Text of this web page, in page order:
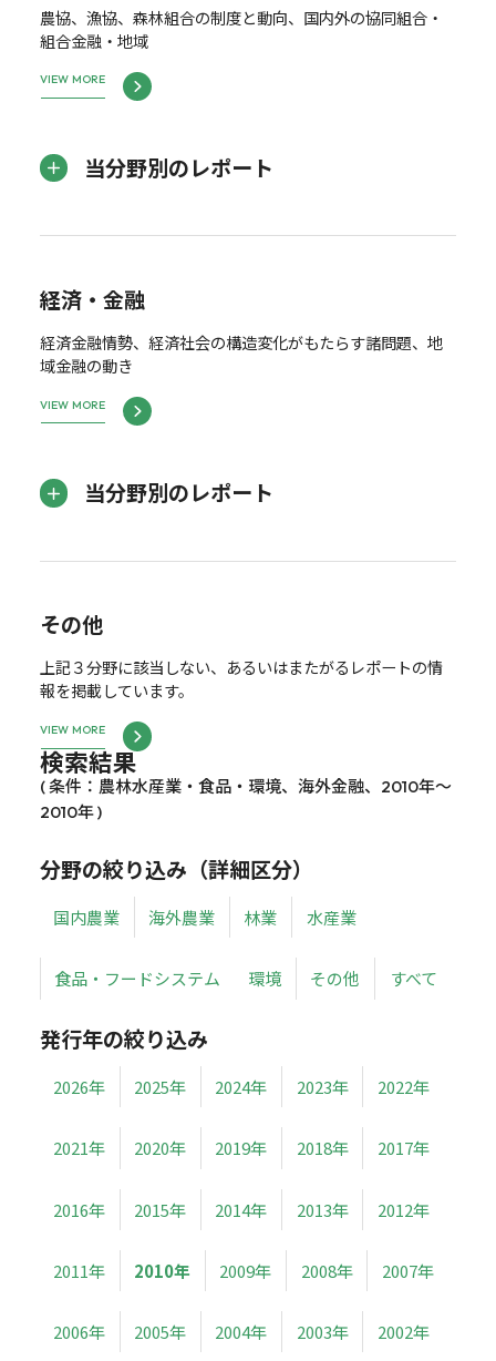
農協、漁協、森林組合の制度と動向、国内外の協同組合・
組合金融・地域
VIEW MORE
当分野別のレポート
経済・金融
経済金融情勢、経済社会の構造変化がもたらす諸問題、地
域金融の動き
VIEW MORE
当分野別のレポート
その他
上記３分野に該当しない、あるいはまたがるレポートの情
報を掲載しています。
VIEW MORE
検索結果
( 条件：農林水産業・食品・環境、海外金融、2010年～
2010年 )
分野の絞り込み（詳細区分）
国内農業 海外農業 林業 水産業
食品・フードシステム 環境 その他 すべて
発行年の絞り込み
2026年 2025年 2024年 2023年 2022年
2021年 2020年 2019年 2018年 2017年
2016年 2015年 2014年 2013年 2012年
2011年 2010年 2009年 2008年 2007年
2006年 2005年 2004年 2003年 2002年